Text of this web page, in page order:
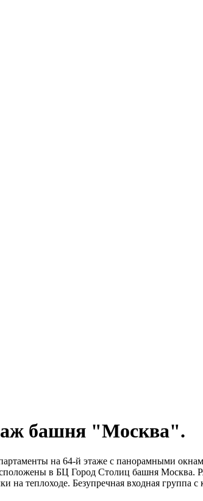
башня "Москва".
на 64-й этаже с панорамными
в БЦ Город Столиц башня Москва.
на теплоходе. Безупречная входная